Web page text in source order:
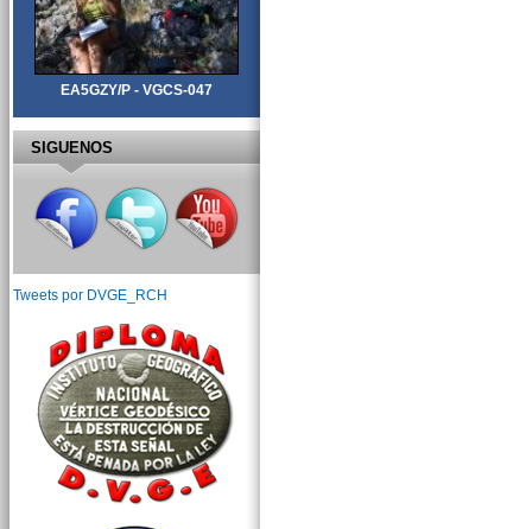
EA5GZY/P - VGCS-047
SIGUENOS
Tweets por DVGE_RCH